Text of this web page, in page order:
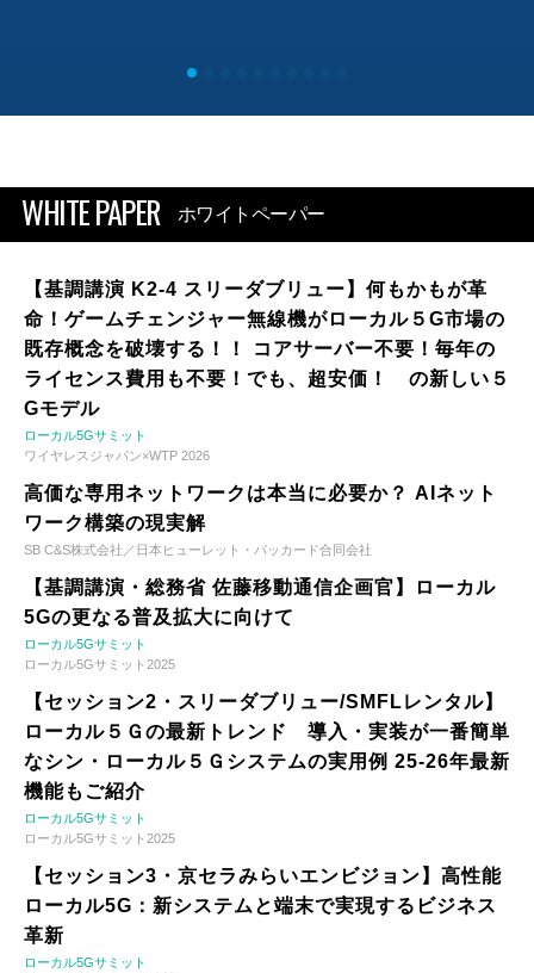
WHITE PAPER ホワイトペーパー
【基調講演 K2-4 スリーダブリュー】何もかもが革
命！ゲームチェンジャー無線機がローカル５G市場の
既存概念を破壊する！！ コアサーバー不要！毎年の
ライセンス費用も不要！でも、超安価！ の新しい５
Gモデル
ローカル5Gサミット
ワイヤレスジャパン×WTP 2026
高価な専用ネットワークは本当に必要か？ AIネット
ワーク構築の現実解
SB C&S株式会社／日本ヒューレット・パッカード合同会社
【基調講演・総務省 佐藤移動通信企画官】ローカル
5Gの更なる普及拡大に向けて
ローカル5Gサミット
ローカル5Gサミット2025
【セッション2・スリーダブリュー/SMFLレンタル】
ローカル５Ｇの最新トレンド 導入・実装が一番簡単
なシン・ローカル５Ｇシステムの実用例 25-26年最新
機能もご紹介
ローカル5Gサミット
ローカル5Gサミット2025
【セッション3・京セラみらいエンビジョン】高性能
ローカル5G：新システムと端末で実現するビジネス
革新
ローカル5Gサミット